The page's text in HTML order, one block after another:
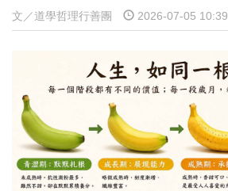
文／道學哲理⾏善團 2026-07-05 10:39